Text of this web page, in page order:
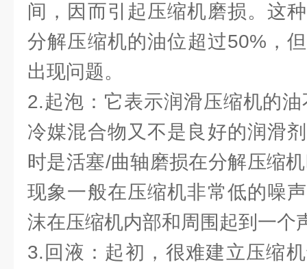
间，因而引起压缩机磨损。这
分解压缩机的油位超过50%，
出现问题。
2.起泡：它表示润滑压缩机的
冷媒混合物又不是良好的润滑
时是活塞/曲轴磨损在分解压缩
现象一般在压缩机非常低的噪
沫在压缩机内部和周围起到一个
3.回液：起初，很难建立压缩